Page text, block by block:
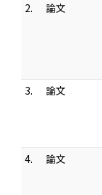
2.
論文
3.
論文
4.
論文